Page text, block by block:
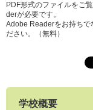
PDF形式のファイルをご
derが必要です。
Adobe Readerをお持ちで
ださい。（無料）
学校概要